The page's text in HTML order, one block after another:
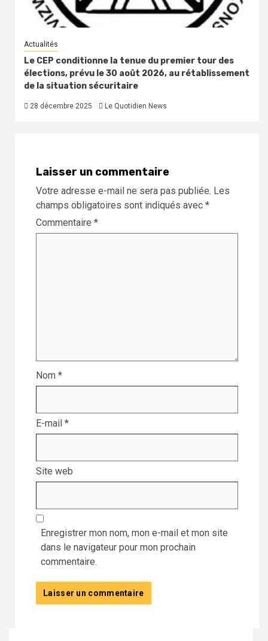
Actualités
Le CEP conditionne la tenue du premier tour des
élections, prévu le 30 août 2026, au rétablissement
de la situation sécuritaire
28 décembre 2025 Le Quotidien News
Laisser un commentaire
Votre adresse e-mail ne sera pas publiée. Les
champs obligatoires sont indiqués avec *
Commentaire *
Nom *
E-mail *
Site web
Enregistrer mon nom, mon e-mail et mon site
dans le navigateur pour mon prochain
commentaire.